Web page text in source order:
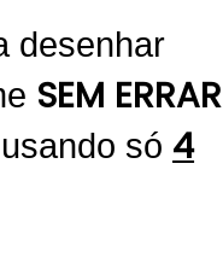
desenhar
SEM ERRAR
só 4